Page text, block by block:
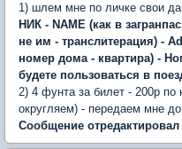
1) шлем мне по личке свои
НИК - NAME (как в
не им - транслитерация) -
номер дома - квартира) -
будете пользоваться в
2) 4 фунта за билет - 200р
округляем) - передаем мне
Сообщение отредактировал